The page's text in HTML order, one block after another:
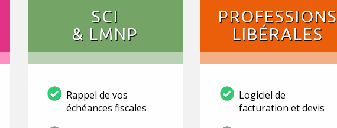
SCI
& LMNP
Rappel de vos
échéances fiscales
PROFESSIONS
LIBÉRALES
Logiciel de
facturation et devis